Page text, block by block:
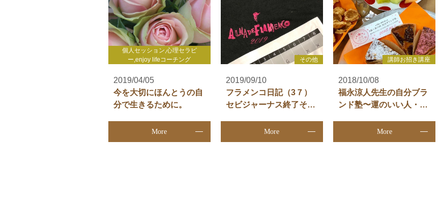
個人セッション,心理セラピ
ー,enjoy lifeコーチング
2019/04/05
今を大切にほんとうの自
分で生きるために。
More
その他
2019/09/10
フラメンコ日記（3７）
セビジャーナス終了そし
More
講師お招き講座
2018/10/08
福永涼人先生の自分ブラ
ンド塾〜運のいい人・リ
More